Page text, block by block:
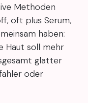
Methoden
oft plus Serum,
haben:
Haut soll mehr
glatter
oder